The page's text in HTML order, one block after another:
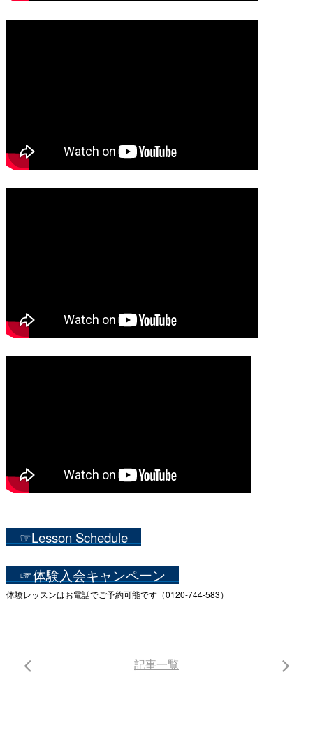
☞Lesson Schedule
☞体験入会キャンペーン
体験レッスンはお電話でご予約可能です（0120-744-583）
記事一覧